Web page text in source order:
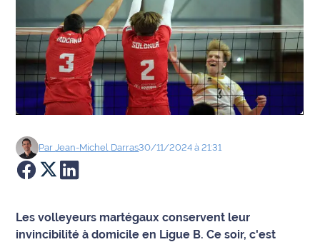
Agenda
Faits
divers
Sports
Société
Culture
Économie
ParJean-Michel Darras30/11/2024 à 21:31
Les volleyeurs martégaux conservent leur
invincibilité à domicile en Ligue B. Ce soir, c'est